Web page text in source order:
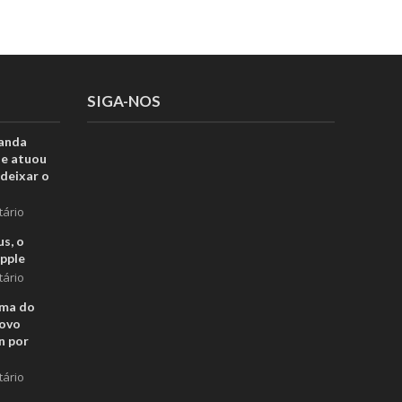
atuou
o
o
do
por
SIGA-NOS